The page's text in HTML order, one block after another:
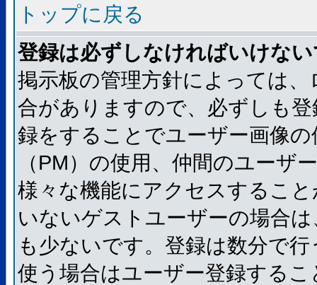
トップに戻る
登録は必ずしなければいけな
掲示板の管理方針によっては
合がありますので、必ずしも
録をすることでユーザー画像
（PM）の使用、仲間のユーザ
様々な機能にアクセスするこ
いないゲストユーザーの場合
も少ないです。登録は数分で
使う場合はユーザー登録する